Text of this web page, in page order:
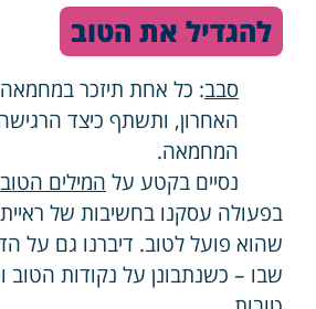
להגדיל את הטוב
סבב: כל אחת תיזכר
האחרון, ותשתף כיצד
המחמאה.
נסיים בקטע על המילים
בפעולה עסקנו בחשיבות של
שהוא פועל לטוב. דיברנו גם על
שבו – כשנתבונן על נקודות הטוב